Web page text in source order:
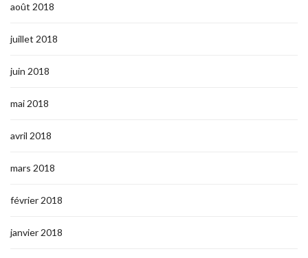
août 2018
juillet 2018
juin 2018
mai 2018
avril 2018
mars 2018
février 2018
janvier 2018